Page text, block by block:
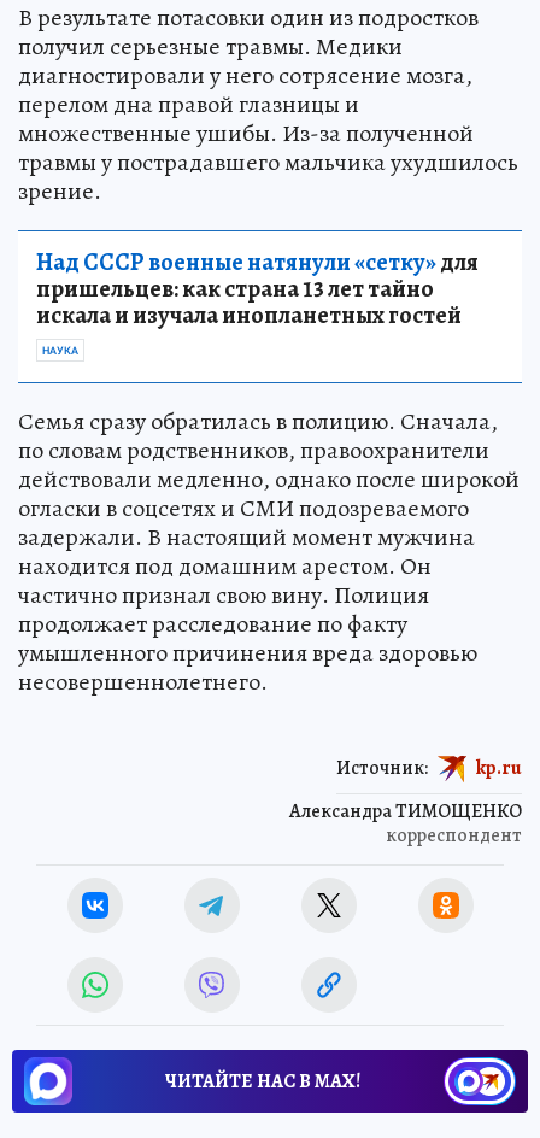
В результате потасовки один из подростков
получил серьезные травмы. Медики
диагностировали у него сотрясение мозга,
перелом дна правой глазницы и
множественные ушибы. Из-за полученной
травмы у пострадавшего мальчика ухудшилось
зрение.
Над СССР военные натянули «сетку»для
пришельцев: как страна 13 лет тайно
искала и изучала инопланетных гостей
НАУКА
Семья сразу обратилась в полицию. Сначала,
по словам родственников, правоохранители
действовали медленно, однако после широкой
огласки в соцсетях и СМИ подозреваемого
задержали. В настоящий момент мужчина
находится под домашним арестом. Он
частично признал свою вину. Полиция
продолжает расследование по факту
умышленного причинения вреда здоровью
несовершеннолетнего.
Александра ТИМОЩЕНКО
корреспондент
Источник: kp.ru
ЧИТАЙТЕ НАС В МАХ!